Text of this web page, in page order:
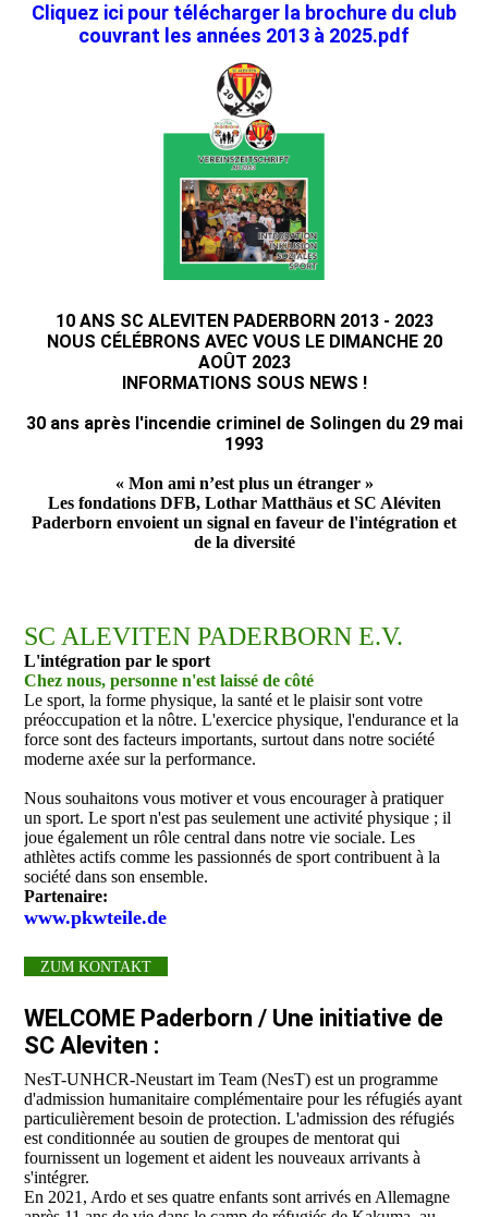
Cliquez ici pour télécharger la brochure du club
couvrant les années 2013 à 2025.pdf
10 ANS SC ALEVITEN PADERBORN 2013 - 2023
NOUS CÉLÉBRONS AVEC VOUS LE DIMANCHE 20
AOÛT 2023
INFORMATIONS SOUS NEWS !
30 ans après l'incendie criminel de Solingen du 29 mai
1993
« Mon ami n’est plus un étranger »
Les fondations DFB, Lothar Matthäus et SC Aléviten
Paderborn envoient un signal en faveur de l'intégration et
de la diversité
SC ALEVITEN PADERBORN E.V.
L'intégration par le sport
Chez nous, personne n'est laissé de côté
Le sport, la forme physique, la santé et le plaisir sont votre
préoccupation et la nôtre. L'exercice physique, l'endurance et la
force sont des facteurs importants, surtout dans notre société
moderne axée sur la performance.
Nous souhaitons vous motiver et vous encourager à pratiquer
un sport. Le sport n'est pas seulement une activité physique ; il
joue également un rôle central dans notre vie sociale. Les
athlètes actifs comme les passionnés de sport contribuent à la
société dans son ensemble.
Partenaire:
www.pkwteile.de
ZUM KONTAKT
WELCOME Paderborn / Une initiative de
SC Aleviten :
NesT-UNHCR-Neustart im Team (NesT) est un programme
d'admission humanitaire complémentaire pour les réfugiés ayant
particulièrement besoin de protection. L'admission des réfugiés
est conditionnée au soutien de groupes de mentorat qui
fournissent un logement et aident les nouveaux arrivants à
s'intégrer.
En 2021, Ardo et ses quatre enfants sont arrivés en Allemagne